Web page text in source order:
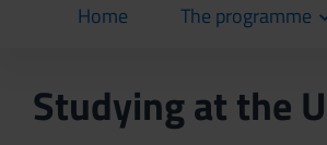
Home
current The programme
Studying at the